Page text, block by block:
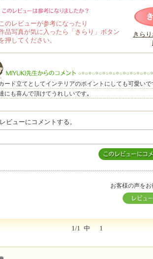
レビューは参考になりましたか？
このレビューが参考になったり
品写真が気に入ったら「きらり」ボタン
押してください。
きら
ード立てとしてインテリアのポイントにしても可愛い
にも喜んで頂けてうれしいです｡
ビューにコメントする。
お客様の声を
1/1 中 1